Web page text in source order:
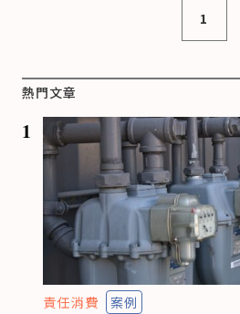
1
熱門文章
1
責任消費 案例